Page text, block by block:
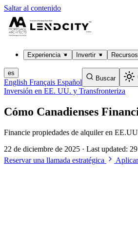
Saltar al contenido
Experiencia Invertir Recursos
es
English Français Español Buscar
Inversión en EE. UU. y Transfronteriza
Cómo Canadienses
Financie propiedades de alquiler en
22 de diciembre de 2025 · Last updated:
Reservar una llamada estratégica